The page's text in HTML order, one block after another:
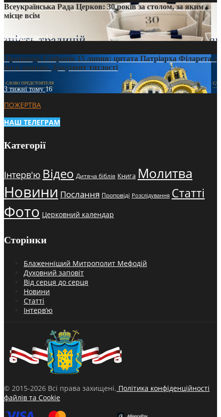
Всеукраїнська Рада Церков: 30 років за столом, за яким є
місце всім
3 тижні тому12
Проповідь Епіфанія 15 липня: цитата Патріарха Філарета з
його амвона. Документ тяглості
3 тижні тому16
ПОЖЕРТВА
НАШ ТЕЛЕГРАМ
Категорії
Інтерв'ю Відео Дитяча біблія Книга Молитва
Новини Послання Проповіді Розслідування Статті
Фото Церковний календар
Сторінки
Блаженніший Митрополит Мефодій
Духовний заповіт
Від серця до серця
Новини
Статті
Інтерв’ю
© 2015-2026 Всі права захищені. Політика конфіденційності
файлів та Cookie